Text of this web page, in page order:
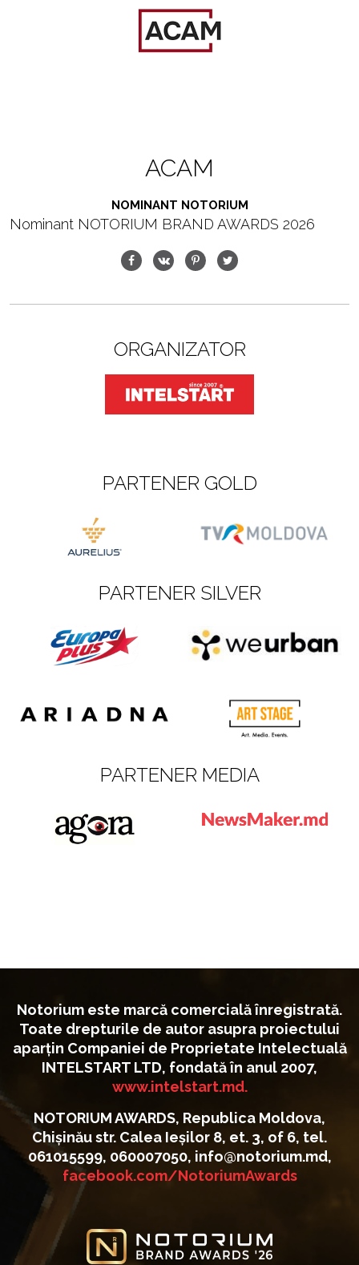
ACAM
NOMINANT NOTORIUM
Nominant NOTORIUM BRAND AWARDS 2026
ORGANIZATOR
PARTENER GOLD
PARTENER SILVER
PARTENER MEDIA
Notorium este marcă comercială înregistrată.
Toate drepturile de autor asupra proiectului
aparțin Companiei de Proprietate Intelectuală
INTELSTART LTD, fondată în anul 2007,
www.intelstart.md.
NOTORIUM AWARDS, Republica Moldova,
Chișinău str. Calea Ieșilor 8, et. 3, of 6, tel.
061015599, 060007050, info@notorium.md,
facebook.com/NotoriumAwards